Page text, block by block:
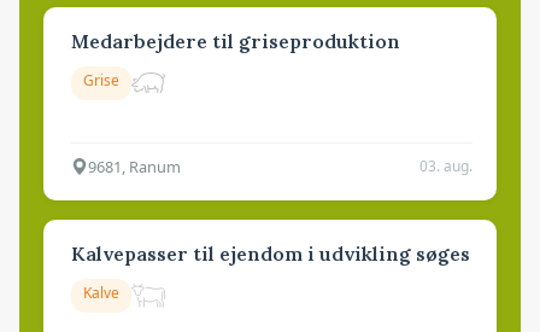
Medarbejdere til griseproduktion
Grise
9681, Ranum 03. aug.
Kalvepasser til ejendom i udvikling søges
Kalve